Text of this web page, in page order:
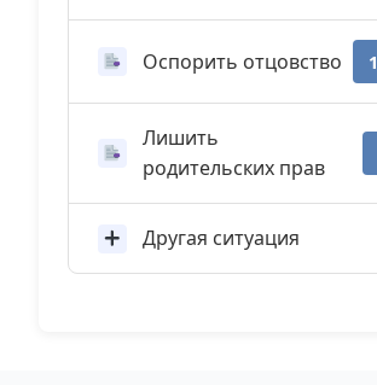
Оспорить отцовство
Лишить
родительских прав
Другая ситуация